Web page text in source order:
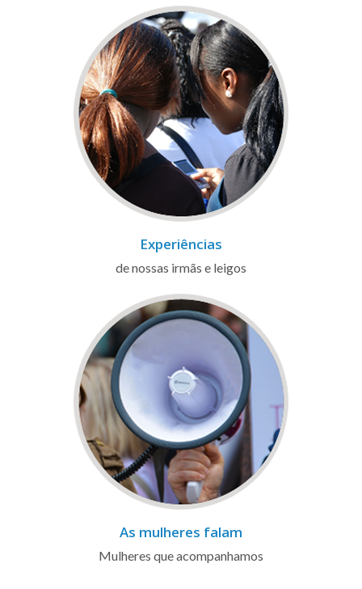
Experiências
de nossas irmãs e leigos
As mulheres falam
Mulheres que acompanhamos